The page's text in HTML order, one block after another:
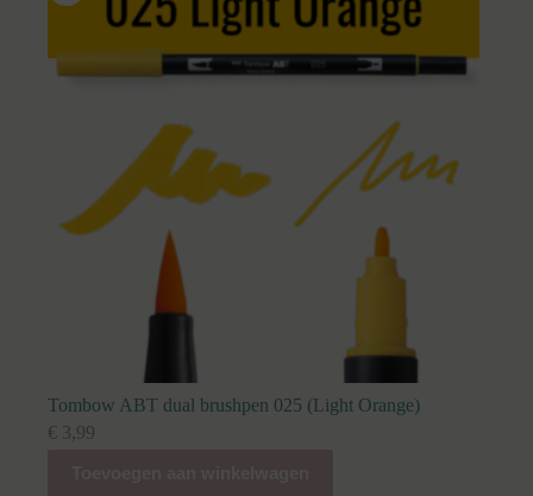
Tombow ABT dual brushpen 025 (Light Orange)
€ 3,99